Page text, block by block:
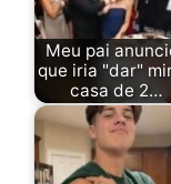
Meu pai
que iria "dar"
casa de 2…